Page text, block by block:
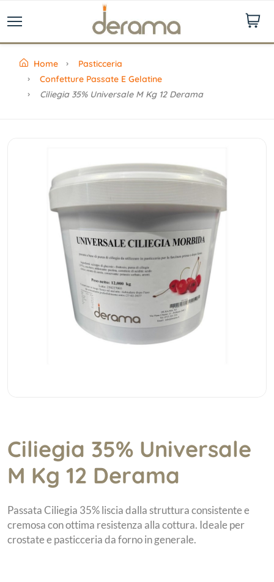
Home
Pasticceria
Confetture Passate E Gelatine
Ciliegia 35% Universale M Kg 12 Derama
Ciliegia 35% Universale
M Kg 12 Derama
Passata Ciliegia 35% liscia dalla struttura consistente e
cremosa con ottima resistenza alla cottura. Ideale per
crostate e pasticceria da forno in generale.